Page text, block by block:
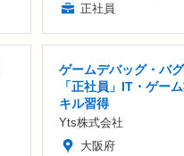
正社員
ゲームデバッグ・バ
「正社員」IT・ゲー
キル習得
Yts株式会社
大阪府